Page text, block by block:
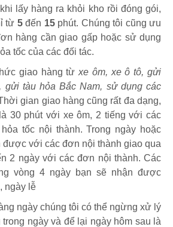
lấy hàng ra khỏi kho rồi đóng gói,
từ 5đến 15 phút. Chúng tôi cũng ưu
hàng cần giao gấp hoặc sử dụng
tốc của các đối tác.
giao hàng từxe ôm, xe ô tô, gửi
gửi tàu hỏa Bắc Nam, sử dụng các
gian giao hàng cũng rất đa dạng,
30 phút với xe ôm, 2 tiếng với các
tốc nội thành. Trong ngày hoặc
được với các đơn nội thành giao qua
2 ngày với các đơn nội thành. Các
vòng 4 ngày bạn sẽ nhận được
ngày lễ
ngày chúng tôi có thể ngừng xử lý
ngày và để lại ngày hôm sau là